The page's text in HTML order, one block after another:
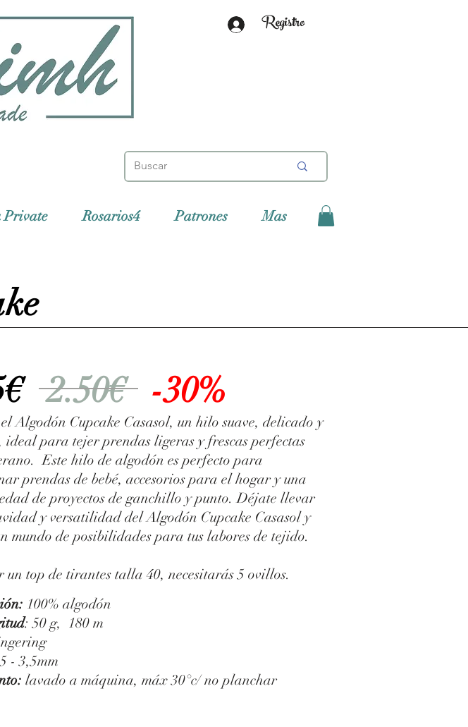
Registro
Private Rosarios4 Patrones Mas
2.50€ -30%
Algodón Cupcake Casasol, un hilo suave, delicado y
ideal para tejer prendas ligeras y frescas perfectas
Este hilo de algodón es perfecto para
prendas de bebé, accesorios para el hogar y una
de proyectos de ganchillo y punto. Déjate llevar
y versatilidad del Algodón Cupcake Casasol y
mundo de posibilidades para tus labores de tejido.
un top de tirantes talla 40, necesitarás 5 ovillos.
100% algodón
: 50 g, 180 m
- 3,5mm
lavado a máquina, máx 30°c/ no planchar